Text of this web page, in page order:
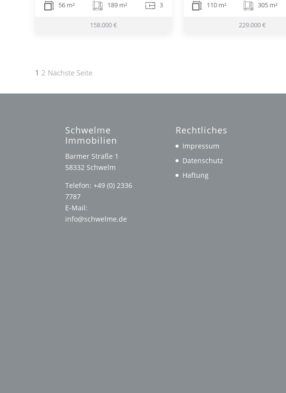
56 m² 189 m² 3
158.000 €
110 m² 305 m²
229.000 €
Seitennummerierung
der
1 2 Nächste Seite
Schwelme
Immobilien
Barmer Straße 1
58332 Schwelm
Telefon: +49 (0) 2336
7787
E-Mail:
info@schwelme.de
Rechtliches
Impressum
Datenschutz
Haftung